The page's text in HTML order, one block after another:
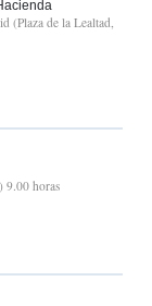
(Plaza de la Lealtad,
9.00 horas